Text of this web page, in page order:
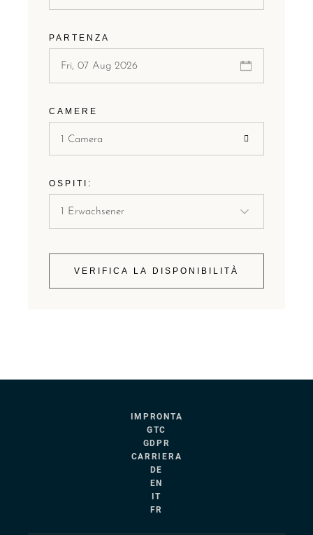
PARTENZA
CAMERE
1 Camera
OSPITI:
VERIFICA LA DISPONIBILITÀ
IMPRONTA
GTC
GDPR
CARRIERA
DE
EN
IT
FR